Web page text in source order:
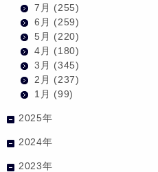
7月 (255)
6月 (259)
5月 (220)
4月 (180)
3月 (345)
2月 (237)
1月 (99)
2025年
2024年
2023年